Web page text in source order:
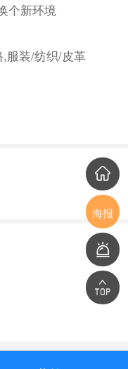
个新环境
服装/纺织/皮革
海报